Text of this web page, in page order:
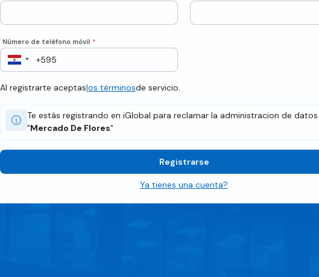
Número de teléfono móvil *
Al registrarte aceptaslos términosde servicio.
Te estás registrando en iGlobal para reclamar la administracion de
"Mercado De Flores"
Registrarse
Ya tienes una cuenta?